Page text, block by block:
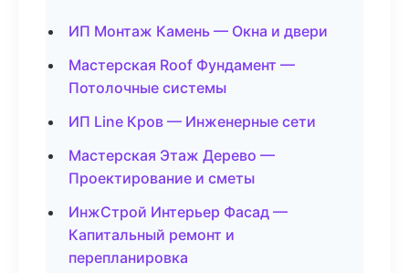
ИП Монтаж Камень — Окна и двери
Мастерская Roof Фундамент —
Потолочные системы
ИП Line Кров — Инженерные сети
Мастерская Этаж Дерево —
Проектирование и сметы
ИнжСтрой Интерьер Фасад —
Капитальный ремонт и
перепланировка